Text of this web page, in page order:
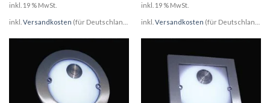
inkl. 19 % MwSt.
inkl. Versandkosten (für Deutschland)
inkl. 19 % MwSt.
inkl. Versandkosten (für Deutschland)